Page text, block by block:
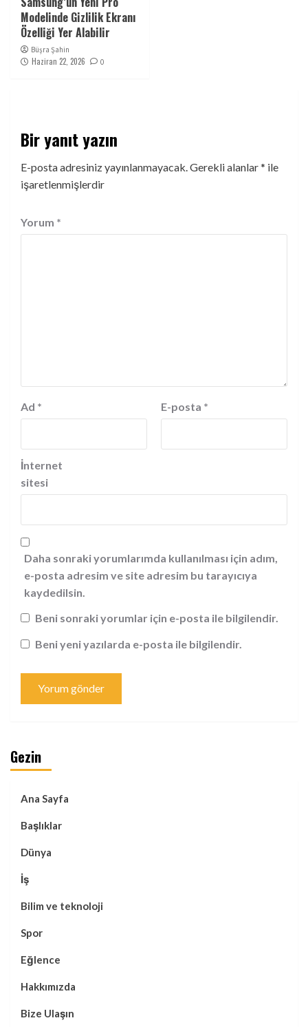
Modelinde Gizlilik Ekranı
Özelliği Yer Alabilir
Büşra Şahin
Haziran 22, 2026 0
Bir yanıt yazın
E-posta adresiniz yayınlanmayacak. Gerekli alanlar* ile
işaretlenmişlerdir
Yorum *
Ad * E-posta *
İnternet
sitesi
Daha sonraki yorumlarımda kullanılması için adım,
e-posta adresim ve site adresim bu tarayıcıya
kaydedilsin.
Beni sonraki yorumlar için e-posta ile bilgilendir.
Beni yeni yazılarda e-posta ile bilgilendir.
Gezin
Ana Sayfa
Başlıklar
Dünya
İş
Bilim ve teknoloji
Spor
Eğlence
Hakkımızda
Bize Ulaşın